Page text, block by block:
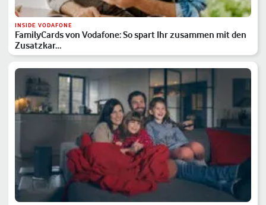
INSIDE VODAFONE
FamilyCards von Vodafone: So spart Ihr zusammen mit den
Zusatzkar…